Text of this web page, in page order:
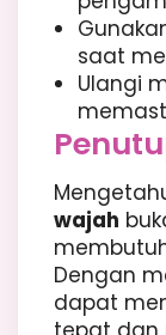
saat
Ulangi
wajah
Dengan
dapat